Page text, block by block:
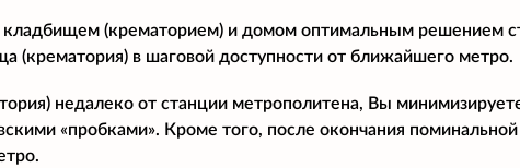
кладбищем (крематорием) и домом оптимальным решением
(крематория) в шаговой доступности от ближайшего метро.
недалеко от станции метрополитена, Вы
«пробками». Кроме того, после окончания